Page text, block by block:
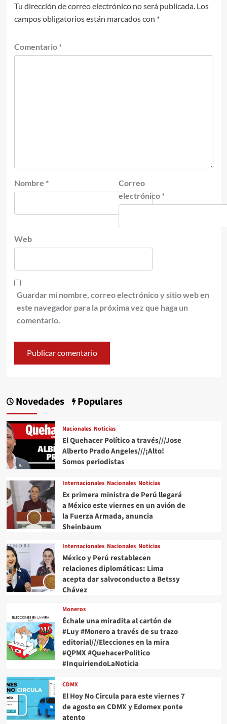
Tu dirección de correo electrónico no será publicada. Los
campos obligatorios están marcados con *
Comentario *
Nombre *
Correo
electrónico *
Web
Guardar mi nombre, correo electrónico y sitio web en
este navegador para la próxima vez que haga un
comentario.
Novedades Populares
Nacionales Noticias
El Quehacer Político a través///Jose
Alberto Prado Angeles///¡Alto!
Somos periodistas
Internacionales Nacionales Noticias
Ex primera ministra de Perú llegará
a México este viernes en un avión de
la Fuerza Armada, anuncia
Sheinbaum
Internacionales Nacionales Noticias
México y Perú restablecen
relaciones diplomáticas: Lima
acepta dar salvoconducto a Betssy
Chávez
Moneros
Échale una miradita al cartón de
#Luy #Monero a través de su trazo
editorial///Elecciones en la mira
#QPMX #QuehacerPolitico
#InquiriendoLaNoticia
CDMX
El Hoy No Circula para este viernes 7
de agosto en CDMX y Edomex ponte
atento